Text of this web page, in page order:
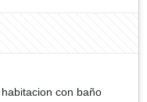
con baño